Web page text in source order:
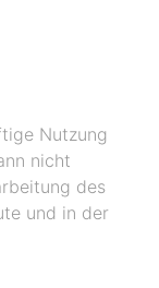
Nutzung
nicht
des
und in der